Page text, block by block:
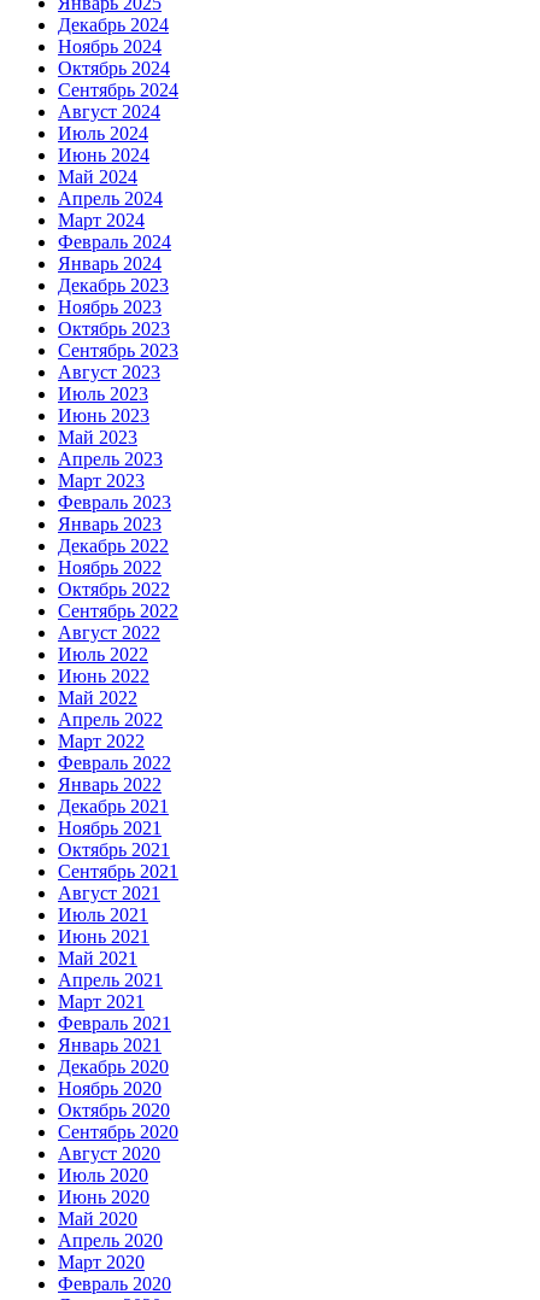
Декабрь 2024
Ноябрь 2024
Октябрь 2024
Сентябрь 2024
Август 2024
Июль 2024
Июнь 2024
Май 2024
Апрель 2024
Март 2024
Февраль 2024
Январь 2024
Декабрь 2023
Ноябрь 2023
Октябрь 2023
Сентябрь 2023
Август 2023
Июль 2023
Июнь 2023
Май 2023
Апрель 2023
Март 2023
Февраль 2023
Январь 2023
Декабрь 2022
Ноябрь 2022
Октябрь 2022
Сентябрь 2022
Август 2022
Июль 2022
Июнь 2022
Май 2022
Апрель 2022
Март 2022
Февраль 2022
Январь 2022
Декабрь 2021
Ноябрь 2021
Октябрь 2021
Сентябрь 2021
Август 2021
Июль 2021
Июнь 2021
Май 2021
Апрель 2021
Март 2021
Февраль 2021
Январь 2021
Декабрь 2020
Ноябрь 2020
Октябрь 2020
Сентябрь 2020
Август 2020
Июль 2020
Июнь 2020
Май 2020
Апрель 2020
Март 2020
Февраль 2020